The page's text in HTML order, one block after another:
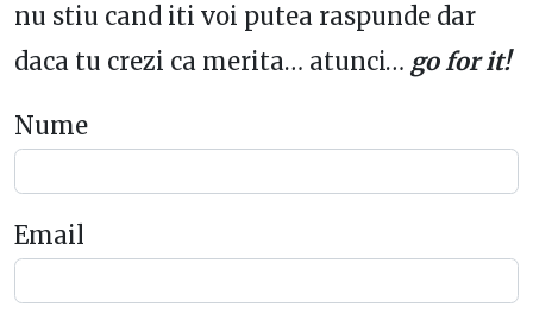
nu stiu cand iti voi putea raspunde dar
daca tu crezi ca merita… atunci… go for it!
Nume
Email